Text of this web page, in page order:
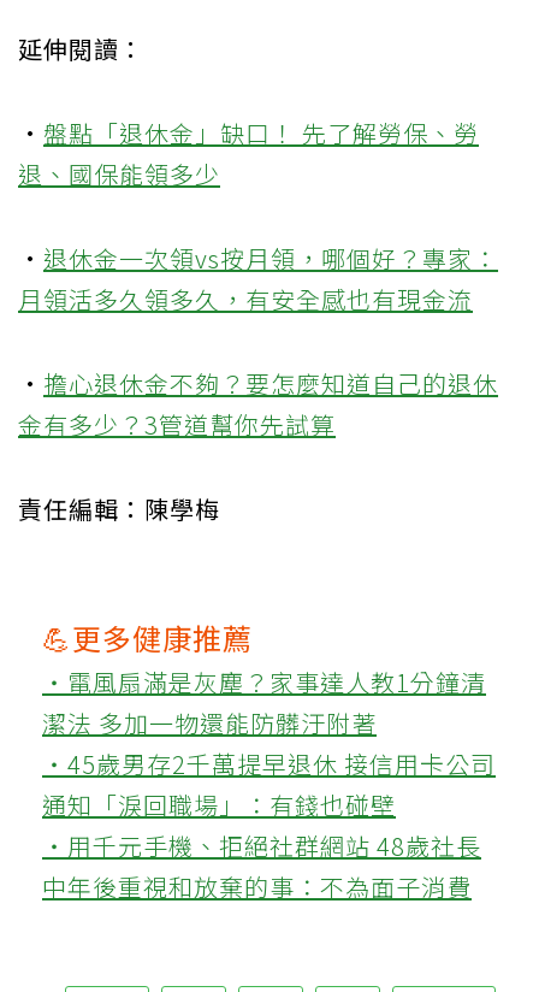
延伸閱讀：
· 盤點「退休金」缺口！ 先了解勞保、勞
退、國保能領多少
· 退休金一次領vs按月領，哪個好？專家：
月領活多久領多久，有安全感也有現金流
· 擔心退休金不夠？要怎麼知道自己的退休
金有多少？3管道幫你先試算
責任編輯：陳學梅
💪更多健康推薦
‧電風扇滿是灰塵？家事達人教1分鐘清
潔法 多加一物還能防髒汙附著
‧45歲男存2千萬提早退休 接信用卡公司
通知「淚回職場」：有錢也碰壁
‧用千元手機、拒絕社群網站 48歲社長
中年後重視和放棄的事：不為面子消費